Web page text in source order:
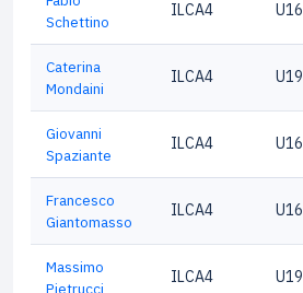
Schettino
ILCA4 U16
Caterina
Mondaini
ILCA4 U19
Giovanni
Spaziante
ILCA4 U16
Francesco
Giantomasso
ILCA4 U16
Massimo
Pietrucci
ILCA4 U19